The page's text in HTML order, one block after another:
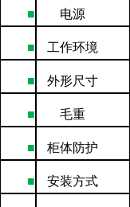
■ 电源
■ 工作环境
■ 外形尺寸
■ 毛重
■ 柜体防护
■ 安装方式